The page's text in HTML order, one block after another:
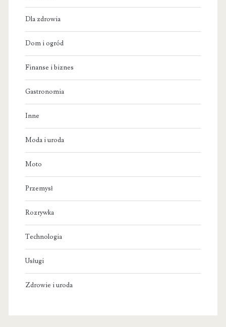
Dla zdrowia
Dom i ogród
Finanse i biznes
Gastronomia
Inne
Moda i uroda
Moto
Przemysł
Rozrywka
Technologia
Usługi
Zdrowie i uroda